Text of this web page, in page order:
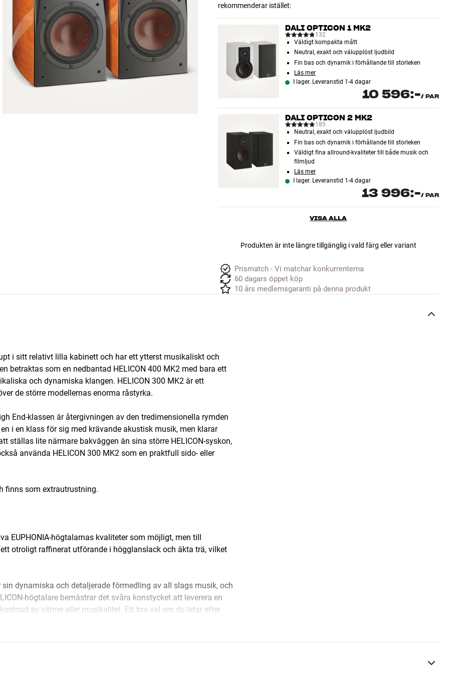
rekommenderar istället:
DALI OPTICON 1 MK2
132
Väldigt kompakta mått
Neutral, exakt och välupplöst ljudbild
Fin bas och dynamik i förhållande till storleken
Läs mer
I lager. Leveranstid 1-4 dagar
10 596:-/ PAR
DALI OPTICON 2 MK2
185
Neutral, exakt och välupplöst ljudbild
Fin bas och dynamik i förhållande till storleken
Väldigt fina allround-kvaliteter till både musik och
filmljud
Läs mer
I lager. Leveranstid 1-4 dagar
13 996:-/ PAR
VISA ALLA
Produkten är inte längre tillgänglig i vald färg eller variant
Prismatch - Vi matchar konkurrenterna
60 dagars öppet köp
10 års medlemsgaranti på denna produkt
i sitt relativt lilla kabinett och har ett ytterst musikaliskt och
betraktas som en nedbantad HELICON 400 MK2 med bara ett
och dynamiska klangen. HELICON 300 MK2 är ett
de större modellernas enorma råstyrka.
End-klassen är återgivningen av den tredimensionella rymden
i en klass för sig med krävande akustisk musik, men klarar
ställas lite närmare bakväggen än sina större HELICON-syskon,
använda HELICON 300 MK2 som en praktfull sido- eller
finns som extrautrustning.
EUPHONIA-högtalarnas kvaliteter som möjligt, men till
otroligt raffinerat utförande i högglanslack och äkta trä, vilket
dynamiska och detaljerade förmedling av all slags musik, och
högtalare bemästrar det svåra konstycket att leverera en
av värme eller musikalitet. Ett bra val om du letar efter
men utan toppmodellernas extrema krav på elektronik och